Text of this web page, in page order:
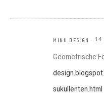
MINU.DESIGN 14
Geometrische
sukullenten.html